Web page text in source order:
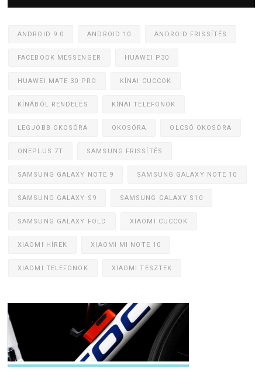
ANDROID 9.0 ANDROID 10 ANDROID FRISSÍTÉS
FACEBOOK MESSENGER HUAWEI P30
HUAWEI MATE 30 PRO KÍNAI CUCCOK
KÍNÁBÓL RENDELÉS KÍNAI TELEFONOK
LEGJOBB OKOSÓRA OKOSÓRA OLCSÓ OKOSÓRA
ONEPLUS 7T SAMSUNG FRISSÍTÉS
SAMSUNG GALAXY NOTE 9 SAMSUNG GALAXY NOTE 10
SAMSUNG GALAXY S9 SAMSUNG GALAXY S10
SAMSUNG GALAXY FOLD XIAOMI CUCCOK
XIAOMI HÍREK XIAOMI MI NOTE 10
XIAOMI TELEFONOK XIAOMI TESZTEK